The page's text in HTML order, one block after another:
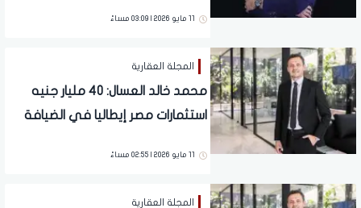
سكني متكامل
11 مايو 2026 | 03:09 مساءً
المجلة العقارية
محمد خالد العسال: 40 مليار جنيه
استثمارات مصر إيطاليا في الضيافة
لوجهات متكاملة تدعم نمو السياحة
11 مايو 2026 | 02:55 مساءً
المجلة العقارية